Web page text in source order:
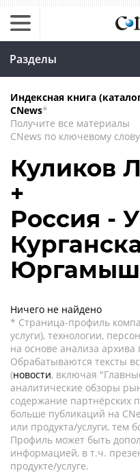
Разделы
Индексная книга
CNews*
Получите все материалы
CNews по ключевому слову
Куликов
+
Россия -
Юргамыш
Ничего не найдено
* Страница-профиль
услуги), технологии,
на основе анализа
Обрабатываются тексты
(новости, включая
аналитические обзоры
содержание партнёрских
больше публикаций на
или продукта/услуги, тем
Профиль может быть
информацией, в т.ч.
продукте/услуге.